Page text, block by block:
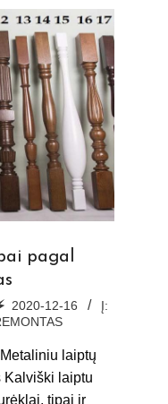
pagal
2020-12-16
Į:
laiptų
Kalviški laiptu
tipai ir